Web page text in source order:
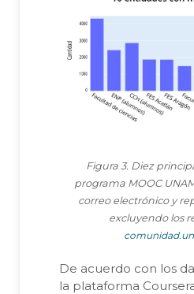
Figura 3. Diez
programa MOOC
correo electrónico y
excluyendo los
De acuerdo con los
la plataforma